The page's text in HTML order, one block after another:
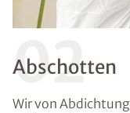
02
Abschotten
Wir von